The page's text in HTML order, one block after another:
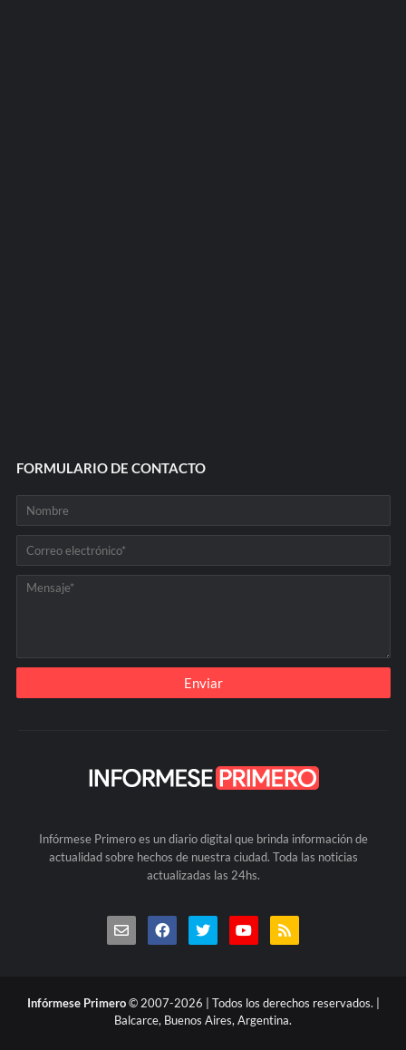
FORMULARIO DE CONTACTO
Infórmese Primero es un diario digital que brinda información de
actualidad sobre hechos de nuestra ciudad. Toda las noticias
actualizadas las 24hs.
Infórmese Primero© 2007-2026 | Todos los derechos reservados. |
Balcarce, Buenos Aires, Argentina.